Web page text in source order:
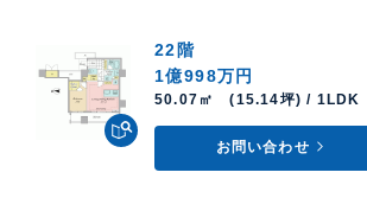
22階
1億998万円
50.07㎡ (15.14坪) / 1LDK
お問い合わせ